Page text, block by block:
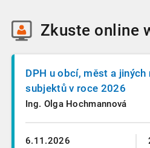
Zkuste online
6.11.2026
DPH u obcí, měst a jiných
subjektů v roce 2026
Ing. Olga Hochmannová